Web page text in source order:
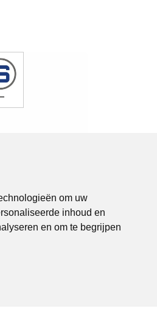
om uw
inhoud en
en om te begrijpen